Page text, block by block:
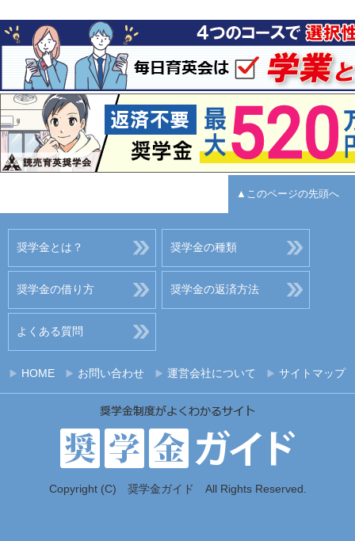
▲このページの先頭へ
奨学金とは？ 奨学金の種類
奨学金の借り方 奨学金の返済方法
よくある質問
HOME お問い合わせ 運営会社について サイトマップ
Copyright (C) 奨学金ガイド All Rights Reserved.